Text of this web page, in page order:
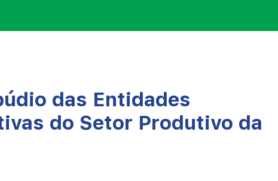
das Entidades
do Setor Produtivo da